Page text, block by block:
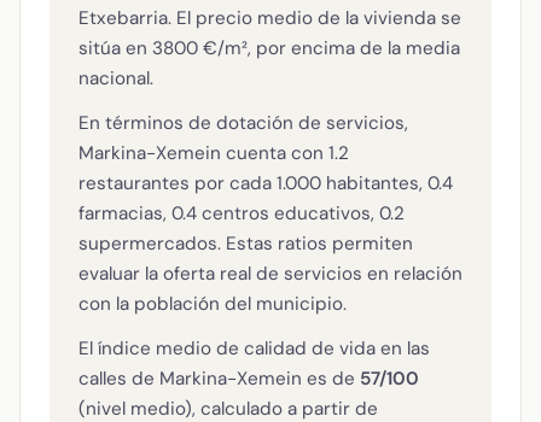
Etxebarria. El precio medio de la vivienda se
sitúa en 3800 €/m², por encima de la media
nacional.
En términos de dotación de servicios,
Markina-Xemein cuenta con 1.2
restaurantes por cada 1.000 habitantes, 0.4
farmacias, 0.4 centros educativos, 0.2
supermercados. Estas ratios permiten
evaluar la oferta real de servicios en relación
con la población del municipio.
El índice medio de calidad de vida en las
calles de Markina-Xemein es de 57/100
(nivel medio), calculado a partir de